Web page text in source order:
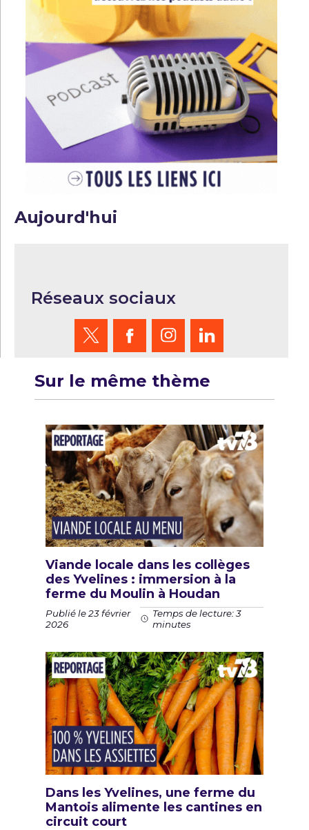
Aujourd'hui
Réseaux sociaux
Sur le même thème
Viande locale dans les collèges
des Yvelines : immersion à la
ferme du Moulin à Houdan
Publié le 23 février
2026
Temps de lecture: 3
minutes
Dans les Yvelines, une ferme du
Mantois alimente les cantines en
circuit court